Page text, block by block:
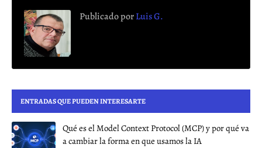
Publicado porLuis G.
ENTRADAS QUE PUEDEN INTERESARTE
Qué es el Model Context Protocol (MCP) y por qué va
a cambiar la forma en que usamos la IA